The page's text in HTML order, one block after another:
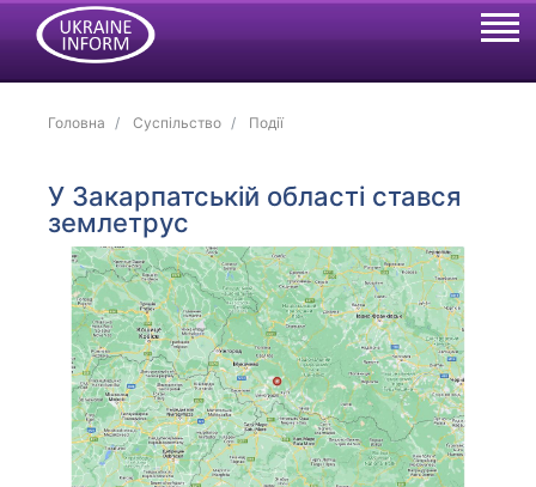
Головна Суспільство Події
У Закарпатській області стався
землетрус